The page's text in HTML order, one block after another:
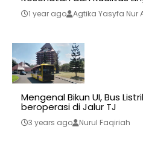
1 year ago Agtika Yasyfa Nur
Mengenal Bikun UI, Bus
beroperasi di Jalur TJ
3 years ago Nurul Faqiriah